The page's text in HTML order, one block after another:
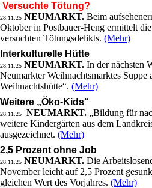
Versuchte Tötung?
28.11.25 NEUMARKT. Beim
Oktober in Postbauer-Heng ermittelt
versuchten Tötungsdelikts. (Mehr)
Interkulturelle Hütte
28.11.25 NEUMARKT. In der nächsten
Neumarkter Weihnachtsmarktes Suppe
Weihnachtshütte“. (Mehr)
Weitere „Öko-Kids“
28.11.25 NEUMARKT. „Bildung für
weitere Kindergärten aus dem
ausgezeichnet. (Mehr)
2,5 Prozent ohne Job
28.11.25 NEUMARKT. Die
November leicht auf 2,5 Prozent
gleichen Wert des Vorjahres. (Mehr)